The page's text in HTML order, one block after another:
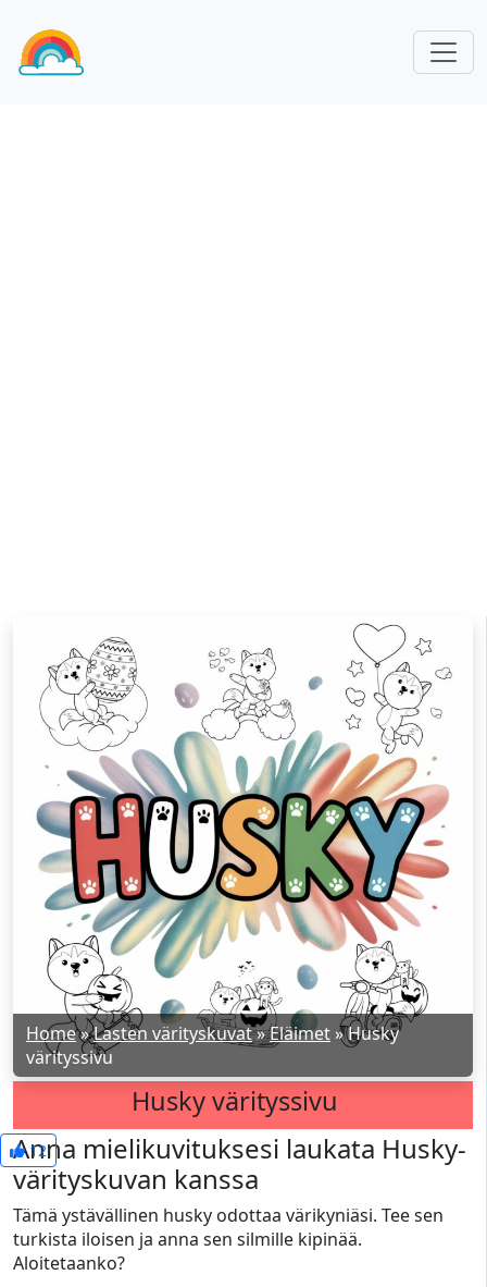
Home»Lasten värityskuvat»Eläimet »Husky
värityssivu
Husky värityssivu
12
Anna mielikuvituksesi laukata Husky-
värityskuvan kanssa
Tämä ystävällinen husky odottaa värikyniäsi. Tee sen
turkista iloisen ja anna sen silmille kipinää.
Aloitetaanko?